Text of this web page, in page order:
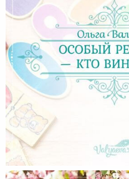
Особый Ребенок —